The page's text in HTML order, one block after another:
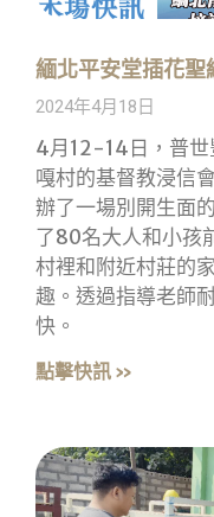
緬北平安堂插花聖
2024年4月18日
4月12-14日，普世
嘎村的基督教浸信
辦了一場別開生面
了80名大人和小孩
村裡和附近村莊的
趣。透過指導老師
快。
點擊快訊 »